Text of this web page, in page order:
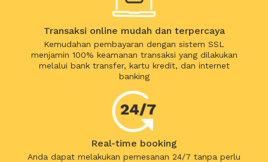
Transaksi online mudah dan terpercaya
Kemudahan pembayaran dengan sistem SSL
menjamin 100% keamanan transaksi yang dilakukan
melalui bank transfer, kartu kredit, dan internet
banking
Real-time booking
Anda dapat melakukan pemesanan 24/7 tanpa perlu